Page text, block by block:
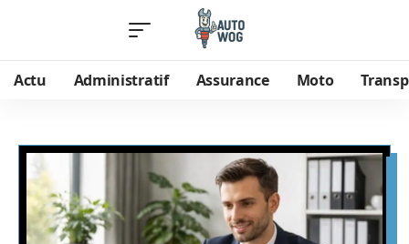
Actu Administratif Assurance Moto